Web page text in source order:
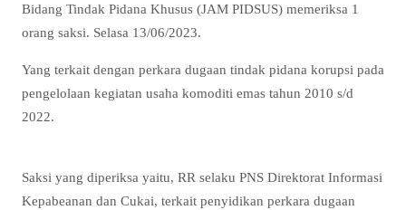
Bidang Tindak Pidana Khusus (JAM PIDSUS) memeriksa 1
orang saksi. Selasa 13/06/2023.
Yang terkait dengan perkara dugaan tindak pidana korupsi pada
pengelolaan kegiatan usaha komoditi emas tahun 2010 s/d
2022.
Saksi yang diperiksa yaitu, RR selaku PNS Direktorat Informasi
Kepabeanan dan Cukai, terkait penyidikan perkara dugaan